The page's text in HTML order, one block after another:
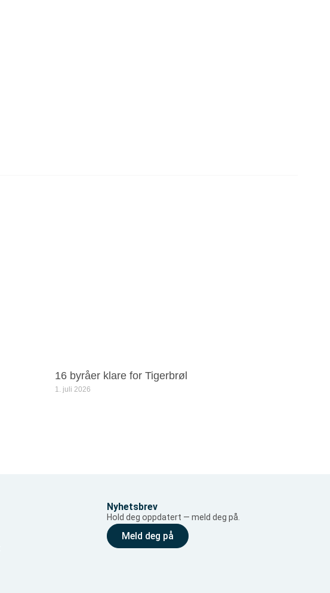
16 byråer klare for Tigerbrøl
1. juli 2026
Nyhetsbrev
Hold deg oppdatert — meld deg på.
Meld deg på